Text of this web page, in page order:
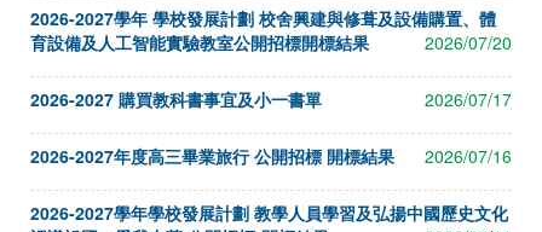
2026-2027學年 學校發展計劃 校舍興建與修葺及設備購置、體
育設備及人工智能實驗教室公開招標開標結果
2026/07/20
2026-2027 購買教科書事宜及小一書單 2026/07/17
2026-2027年度高三畢業旅行 公開招標 開標結果 2026/07/16
2026-2027學年學校發展計劃 教學人員學習及弘揚中國歷史文化